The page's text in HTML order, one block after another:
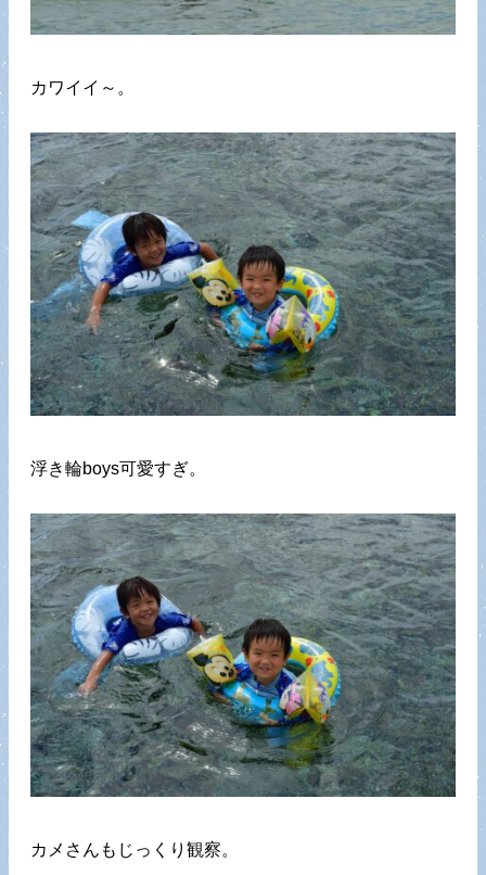
カワイイ～。
浮き輪boys可愛すぎ。
カメさんもじっくり観察。